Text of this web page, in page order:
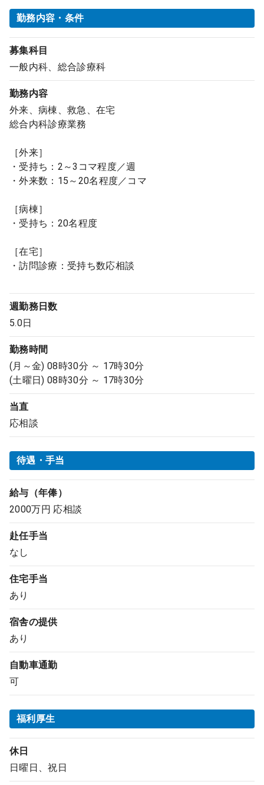
勤務内容・条件
募集科目
一般内科、総合診療科
勤務内容
外来、病棟、救急、在宅
総合内科診療業務
［外来］
・受持ち：2～3コマ程度／週
・外来数：15～20名程度／コマ
［病棟］
・受持ち：20名程度
［在宅］
・訪問診療：受持ち数応相談
週勤務日数
5.0日
勤務時間
(月～金) 08時30分 ～ 17時30分
(土曜日) 08時30分 ～ 17時30分
当直
応相談
待遇・手当
給与（年俸）
2000万円 応相談
赴任手当
なし
住宅手当
あり
宿舎の提供
あり
自動車通勤
可
福利厚生
休日
日曜日、祝日